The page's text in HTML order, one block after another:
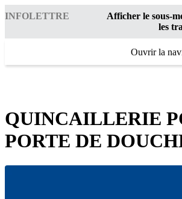
INFOLETTRE
Afficher le sous-
les
Ouvrir la
QUINCAILLERIE
PORTE DE